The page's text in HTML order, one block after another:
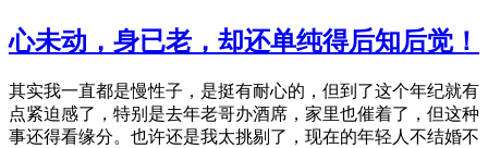
心未动，身已老，却还单纯得后知后觉！
其实我一直都是慢性子，是挺有耐心的，但到了这个年纪就有
点紧迫感了，特别是去年老哥办酒席，家里也催着了，但这种
事还得看缘分。也许还是我太挑剔了，现在的年轻人不结婚不